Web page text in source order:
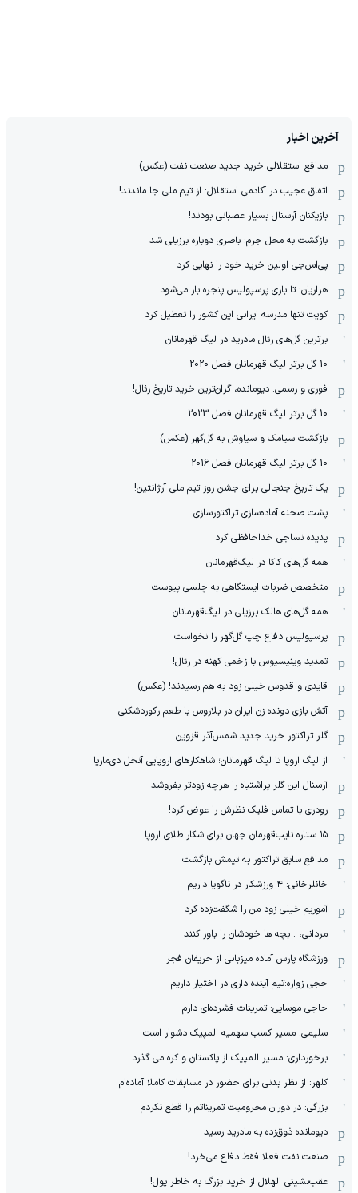
آخرین اخبار
مدافع استقلالی خرید جدید صنعت نفت (عکس)
اتفاق عجیب در آکادمی استقلال: از تیم ملی جا ماندند!
بازیکنان آرسنال بسیار عصبانی بودند!
بازگشت به محل جرم: باصری دوباره برزیلی شد
پی‌اس‌جی اولین خرید خود را نهایی کرد
هزاریان: تا بازی پرسپولیس پنجره باز می‌شود
کویت تنها مدرسه ایرانی این کشور را تعطیل کرد
برترین گل‌های رئال مادرید در لیگ قهرمانان
10 گل برتر لیگ قهرمانان فصل 2020
فوری و رسمی: دیومانده، گران‌ترین خرید تاریخ رئال!
10 گل برتر لیگ قهرمانان فصل 2023
بازگشت سیامک و سیاوش به گل‌گهر (عکس)
10 گل برتر لیگ قهرمانان فصل 2016
یک تاریخ جنجالی برای جشن روز تیم ملی آرژانتین!
پشت صحنه آماده‌سازی تراکتورسازی
پدیده نساجی خداحافظی کرد
همه گل‌های کاکا در لیگ‌قهرمانان
متخصص ضربات ایستگاهی به چلسی پیوست
همه گل‌های هالک برزیلی در لیگ‌قهرمانان
پرسپولیس دفاع چپ گل‌گهر را نخواست
تمدید وینیسیوس با زخمی کهنه در رئال!
قایدی و قدوس خیلی زود به هم رسیدند! (عکس)
آتش بازی دونده زن ایران در بلاروس با طعم رکوردشکنی
گلر تراکتور خرید جدید شمس‌آذر قزوین
از لیگ اروپا تا لیگ قهرمانان؛ شاهکارهای اروپایی آنخل دی‌ماریا
آرسنال این گلر پراشتباه را هرچه زودتر بفروشد
رودری با تماس فلیک نظرش را عوض کرد!
١۵ ستاره نایب‌قهرمان جهان برای شکار طلای اروپا
مدافع سابق تراکتور به تیمش بازگشت
خانلرخانی: ۴ ورزشکار در ناگویا داریم
آموریم خیلی زود من را شگفت‌زده کرد
مردانی، : بچه ها خودشان را باور کنند
ورزشگاه پارس آماده میزبانی از حریفان فجر
حجی زواره:تیم آینده داری در اختیار داریم
حاجی موسایی: تمرینات فشرده‌ای دارم
سلیمی: مسیر کسب سهمیه المپیک دشوار است
برخورداری: مسیر المپیک از پاکستان و کره می گذرد
کلهر: از نظر بدنی برای حضور در مسابقات کاملا آماده‌ام
بزرگی: در دوران محرومیت تمریناتم را قطع نکردم
دیومانده ذوق‌زده به مادرید رسید
صنعت نفت فعلا فقط دفاع می‌خرد!
عقب‌نشینی الهلال از خرید بزرگ به خاطر پول!